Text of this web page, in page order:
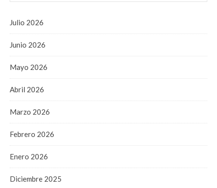
Julio 2026
Junio 2026
Mayo 2026
Abril 2026
Marzo 2026
Febrero 2026
Enero 2026
Diciembre 2025